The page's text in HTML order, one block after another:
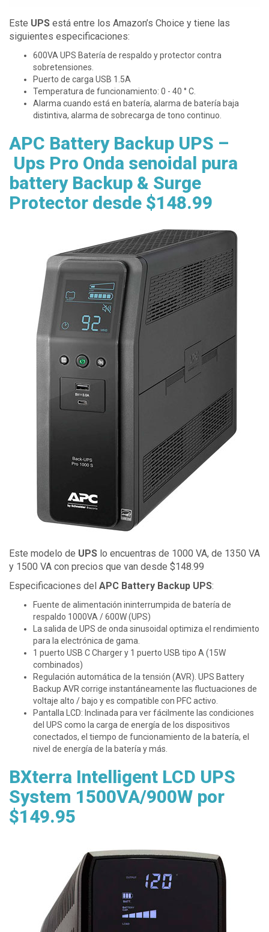
Este UPS está entre los Amazon’s Choice y tiene las
siguientes especificaciones:
600VA UPS Batería de respaldo y protector contra
sobretensiones.
Puerto de carga USB 1.5A
Temperatura de funcionamiento: 0 - 40 ° C.
Alarma cuando está en batería, alarma de batería baja
distintiva, alarma de sobrecarga de tono continuo.
APC Battery Backup UPS –
Ups Pro Onda senoidal pura
battery Backup & Surge
Protector desde $148.99
Este modelo de UPS lo encuentras de 1000 VA, de 1350 VA
y 1500 VA con precios que van desde $148.99
Especificaciones del APC Battery Backup UPS:
Fuente de alimentación ininterrumpida de batería de
respaldo 1000VA / 600W (UPS)
La salida de UPS de onda sinusoidal optimiza el rendimiento
para la electrónica de gama.
1 puerto USB C Charger y 1 puerto USB tipo A (15W
combinados)
Regulación automática de la tensión (AVR). UPS Battery
Backup AVR corrige instantáneamente las fluctuaciones de
voltaje alto / bajo y es compatible con PFC activo.
Pantalla LCD: Inclinada para ver fácilmente las condiciones
del UPS como la carga de energía de los dispositivos
conectados, el tiempo de funcionamiento de la batería, el
nivel de energía de la batería y más.
BXterra Intelligent LCD UPS
System 1500VA/900W por
$149.95